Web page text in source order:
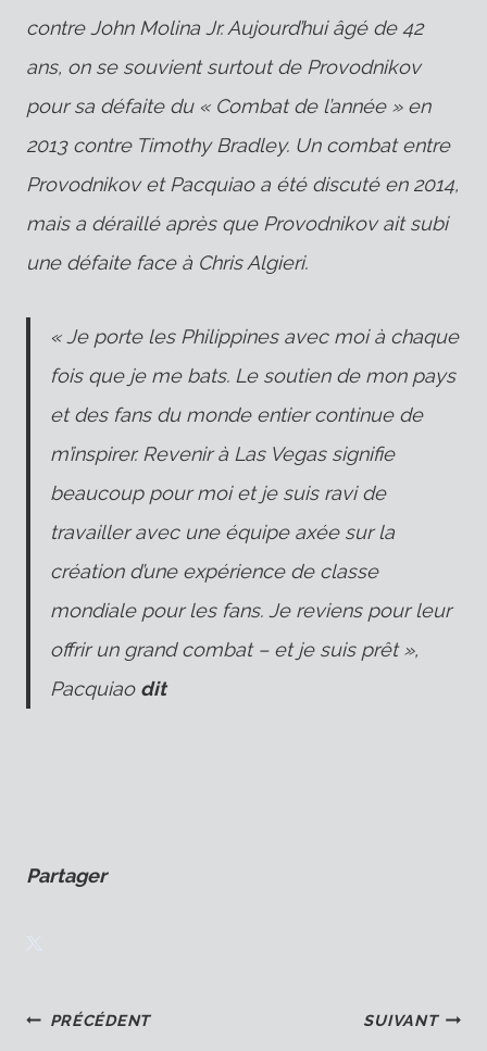
contre John Molina Jr. Aujourd’hui âgé de 42
ans, on se souvient surtout de Provodnikov
pour sa défaite du « Combat de l’année » en
2013 contre Timothy Bradley. Un combat entre
Provodnikov et Pacquiao a été discuté en 2014,
mais a déraillé après que Provodnikov ait subi
une défaite face à Chris Algieri.
« Je porte les Philippines avec moi à chaque
fois que je me bats. Le soutien de mon pays
et des fans du monde entier continue de
m’inspirer. Revenir à Las Vegas signifie
beaucoup pour moi et je suis ravi de
travailler avec une équipe axée sur la
création d’une expérience de classe
mondiale pour les fans. Je reviens pour leur
offrir un grand combat – et je suis prêt »,
Pacquiao dit
Partager
PRÉCÉDENT SUIVANT